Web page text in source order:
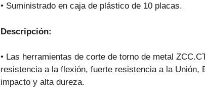
• Suministrado en caja de plástico de 10 placas.
Descripción:
• Las herramientas de corte de torno de metal
resistencia a la flexión, fuerte resistencia a la Unión,
impacto y alta dureza.